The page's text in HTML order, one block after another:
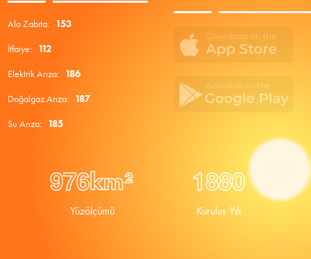
Alo Zabıta: 153
İtfaiye: 112
Elektrik Arıza: 186
Doğalgaz Arıza: 187
Su Arıza: 185
976km²
Yüzölçümü
1880
Kuruluş Yılı